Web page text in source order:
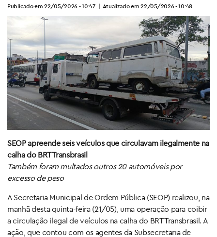
Publicado em 22/05/2026 - 10:47 | Atualizado em 22/05/2026 - 10:48
SEOP apreende seis veículos que circulavam ilegalmente na
calha do BRT Transbrasil
Também foram multados outros 20 automóveis por
excesso de peso
A Secretaria Municipal de Ordem Pública (SEOP) realizou, na
manhã desta quinta-feira (21/05), uma operação para coibir
a circulação ilegal de veículos na calha do BRT Transbrasil. A
ação, que contou com os agentes da Subsecretaria de